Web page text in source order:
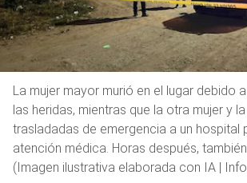
La mujer mayor murió en el lugar debido
las heridas, mientras que la otra mujer y
trasladadas de emergencia a un hospital
atención médica. Horas después, también
(Imagen ilustrativa elaborada con IA |